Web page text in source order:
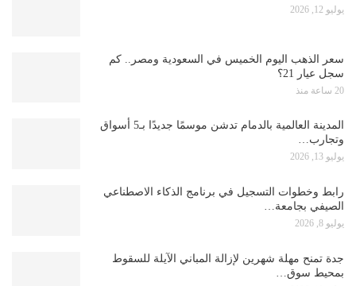
يوليو 12, 2026
سعر الذهب اليوم الخميس في السعودية ومصر.. كم
سجل عيار 21؟
20 ساعة منذ
المدينة العالمية بالدمام تدشن موسمًا جديدًا بـ5 أسواق
وتجارب…
يوليو 13, 2026
رابط وخطوات التسجيل في برنامج الذكاء الاصطناعي
الصيفي بجامعة…
يوليو 8, 2026
جدة تمنح مهلة شهرين لإزالة المباني الآيلة للسقوط
بمحيط سوق…